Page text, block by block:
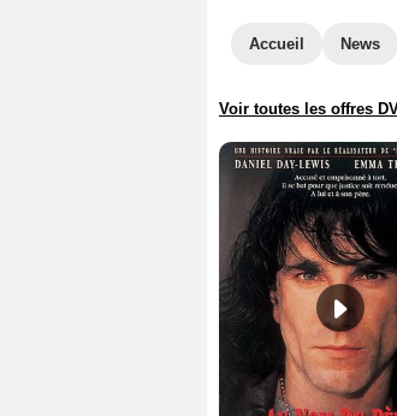
Accueil News
Voir toutes les offres